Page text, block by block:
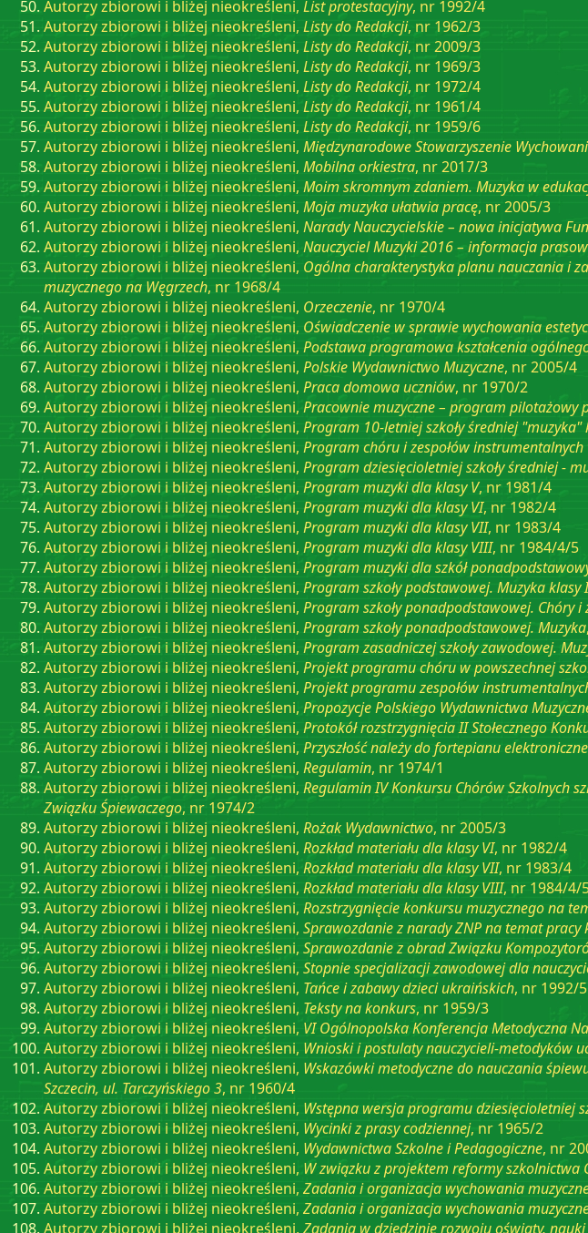
Autorzy zbiorowi i bliżej nieokreśleni, List protestacyjny, nr 1992/4
Autorzy zbiorowi i bliżej nieokreśleni, Listy do Redakcji, nr 1962/3
Autorzy zbiorowi i bliżej nieokreśleni, Listy do Redakcji, nr 2009/3
Autorzy zbiorowi i bliżej nieokreśleni, Listy do Redakcji, nr 1969/3
Autorzy zbiorowi i bliżej nieokreśleni, Listy do Redakcji, nr 1972/4
Autorzy zbiorowi i bliżej nieokreśleni, Listy do Redakcji, nr 1961/4
Autorzy zbiorowi i bliżej nieokreśleni, Listy do Redakcji, nr 1959/6
Autorzy zbiorowi i bliżej nieokreśleni, Międzynarodowe Stowarzyszenie
Autorzy zbiorowi i bliżej nieokreśleni, Mobilna orkiestra, nr 2017/3
Autorzy zbiorowi i bliżej nieokreśleni, Moim skromnym zdaniem. Muzyka w
Autorzy zbiorowi i bliżej nieokreśleni, Moja muzyka ułatwia pracę, nr 2005/3
Autorzy zbiorowi i bliżej nieokreśleni, Narady Nauczycielskie – nowa inicjatywa
Autorzy zbiorowi i bliżej nieokreśleni, Nauczyciel Muzyki 2016 – informacja
Autorzy zbiorowi i bliżej nieokreśleni, Ogólna charakterystyka planu nauczania i
muzycznego na Węgrzech, nr 1968/4
Autorzy zbiorowi i bliżej nieokreśleni, Orzeczenie, nr 1970/4
Autorzy zbiorowi i bliżej nieokreśleni, Oświadczenie w sprawie wychowania
Autorzy zbiorowi i bliżej nieokreśleni, Podstawa programowa kształcenia
Autorzy zbiorowi i bliżej nieokreśleni, Polskie Wydawnictwo Muzyczne, nr 2005/4
Autorzy zbiorowi i bliżej nieokreśleni, Praca domowa uczniów, nr 1970/2
Autorzy zbiorowi i bliżej nieokreśleni, Pracownie muzyczne – program pilotażowy
Autorzy zbiorowi i bliżej nieokreśleni, Program 10-letniej szkoły średniej "muzyka"
Autorzy zbiorowi i bliżej nieokreśleni, Program chóru i zespołów
Autorzy zbiorowi i bliżej nieokreśleni, Program dziesięcioletniej szkoły średniej -
Autorzy zbiorowi i bliżej nieokreśleni, Program muzyki dla klasy V, nr 1981/4
Autorzy zbiorowi i bliżej nieokreśleni, Program muzyki dla klasy VI, nr 1982/4
Autorzy zbiorowi i bliżej nieokreśleni, Program muzyki dla klasy VII, nr 1983/4
Autorzy zbiorowi i bliżej nieokreśleni, Program muzyki dla klasy VIII, nr 1984/4/5
Autorzy zbiorowi i bliżej nieokreśleni, Program muzyki dla szkół
Autorzy zbiorowi i bliżej nieokreśleni, Program szkoły podstawowej. Muzyka klasy
Autorzy zbiorowi i bliżej nieokreśleni, Program szkoły ponadpodstawowej. Chóry i
Autorzy zbiorowi i bliżej nieokreśleni, Program szkoły ponadpodstawowej. Muzyka
Autorzy zbiorowi i bliżej nieokreśleni, Program zasadniczej szkoły zawodowej.
Autorzy zbiorowi i bliżej nieokreśleni, Projekt programu chóru w powszechnej
Autorzy zbiorowi i bliżej nieokreśleni, Projekt programu zespołów
Autorzy zbiorowi i bliżej nieokreśleni, Propozycje Polskiego Wydawnictwa
Autorzy zbiorowi i bliżej nieokreśleni, Protokół rozstrzygnięcia II Stołecznego
Autorzy zbiorowi i bliżej nieokreśleni, Przyszłość należy do fortepianu
Autorzy zbiorowi i bliżej nieokreśleni, Regulamin, nr 1974/1
Autorzy zbiorowi i bliżej nieokreśleni, Regulamin IV Konkursu Chórów Szkolnych
Związku Śpiewaczego, nr 1974/2
Autorzy zbiorowi i bliżej nieokreśleni, Rożak Wydawnictwo, nr 2005/3
Autorzy zbiorowi i bliżej nieokreśleni, Rozkład materiału dla klasy VI, nr 1982/4
Autorzy zbiorowi i bliżej nieokreśleni, Rozkład materiału dla klasy VII, nr 1983/4
Autorzy zbiorowi i bliżej nieokreśleni, Rozkład materiału dla klasy VIII, nr 1984/4/
Autorzy zbiorowi i bliżej nieokreśleni, Rozstrzygnięcie konkursu muzycznego na
Autorzy zbiorowi i bliżej nieokreśleni, Sprawozdanie z narady ZNP na temat
Autorzy zbiorowi i bliżej nieokreśleni, Sprawozdanie z obrad Związku
Autorzy zbiorowi i bliżej nieokreśleni, Stopnie specjalizacji zawodowej dla
Autorzy zbiorowi i bliżej nieokreśleni, Tańce i zabawy dzieci ukraińskich, nr 1992/5
Autorzy zbiorowi i bliżej nieokreśleni, Teksty na konkurs, nr 1959/3
Autorzy zbiorowi i bliżej nieokreśleni, VI Ogólnopolska Konferencja Metodyczna
Autorzy zbiorowi i bliżej nieokreśleni, Wnioski i postulaty nauczycieli-metodyków
Autorzy zbiorowi i bliżej nieokreśleni, Wskazówki metodyczne do nauczania
Szczecin, ul. Tarczyńskiego 3, nr 1960/4
Autorzy zbiorowi i bliżej nieokreśleni, Wstępna wersja programu dziesięcioletniej
Autorzy zbiorowi i bliżej nieokreśleni, Wycinki z prasy codziennej, nr 1965/2
Autorzy zbiorowi i bliżej nieokreśleni, Wydawnictwa Szkolne i Pedagogiczne, nr
Autorzy zbiorowi i bliżej nieokreśleni, W związku z projektem reformy szkolnictwa
Autorzy zbiorowi i bliżej nieokreśleni, Zadania i organizacja wychowania
Autorzy zbiorowi i bliżej nieokreśleni, Zadania i organizacja wychowania
Autorzy zbiorowi i bliżej nieokreśleni, Zadania w dziedzinie rozwoju oświaty,